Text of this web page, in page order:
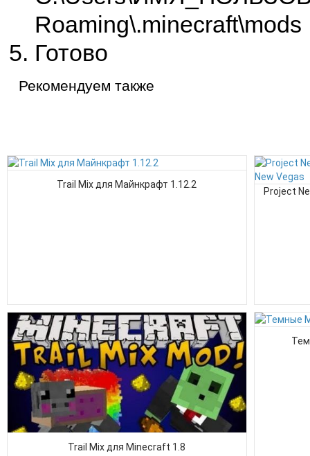
Roaming\.minecraft\mods
Готово
Рекомендуем также
Trail Mix для Майнкрафт 1.12.2
Project
Trail Mix для Minecraft 1.8